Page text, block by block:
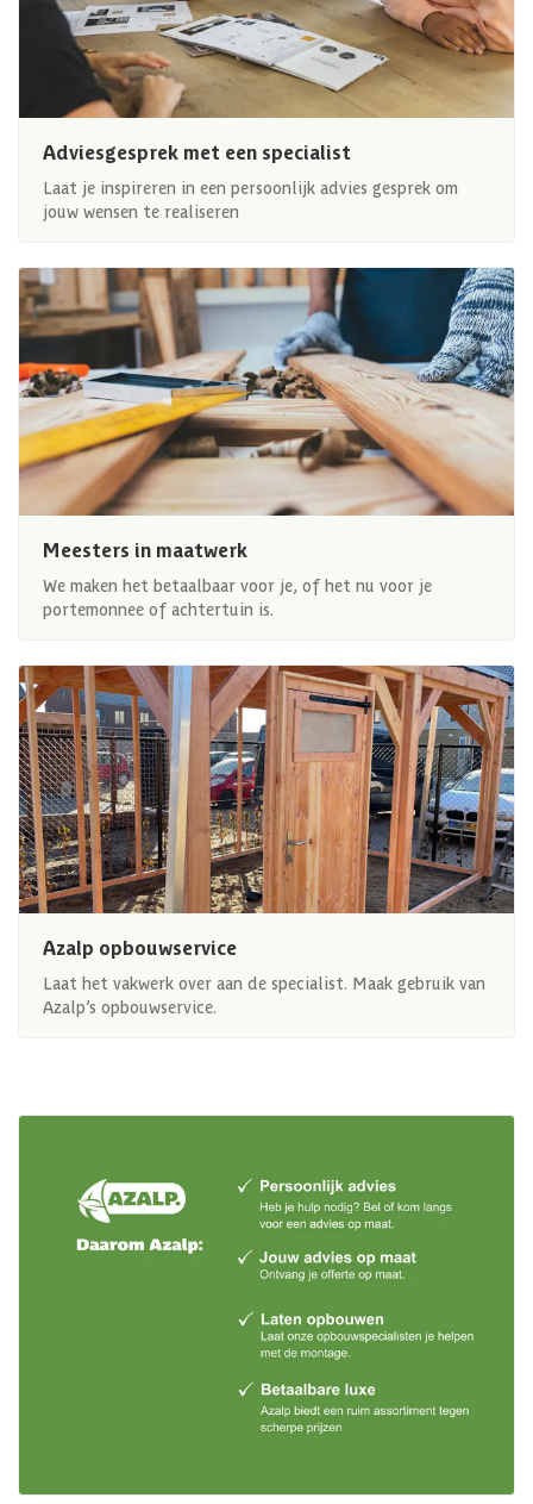
Adviesgesprek met een specialist
Laat je inspireren in een persoonlijk advies gesprek om
jouw wensen te realiseren
Meesters in maatwerk
We maken het betaalbaar voor je, of het nu voor je
portemonnee of achtertuin is.
Azalp opbouwservice
Laat het vakwerk over aan de specialist. Maak gebruik van
Azalp’s opbouwservice.